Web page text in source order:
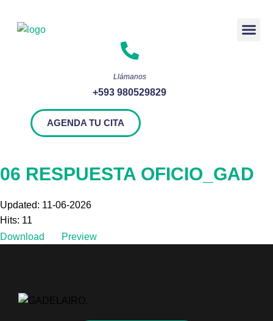
Llámanos
+593 980529829
AGENDA TU CITA
06 RESPUESTA OFICIO_GAD
Updated: 11-06-2026
Hits: 11
Download
Preview